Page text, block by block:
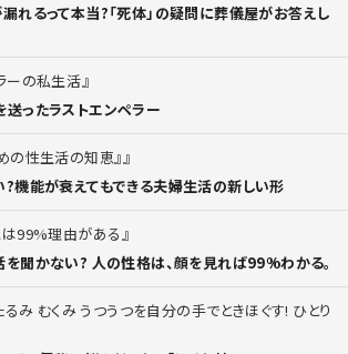
れるって本当?「死体」の疑問に葬儀屋がお答えし
ーの私生活
ったラストエンペラー
の性生活の知恵』
機能が衰えてもできる夫婦生活の新しい形
99%理由がある
聞かない? 人の性格は、顔を見れば99%わかる。
み むくみ うつうつを自分の手でときほぐす! ひとり